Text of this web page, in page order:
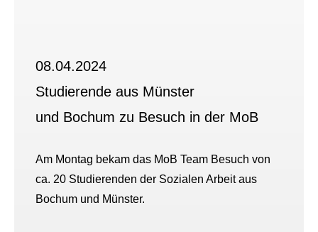
08.04.2024
Studierende aus Münster
und Bochum zu Besuch in der MoB
Am Montag bekam das MoB Team Besuch von
ca. 20 Studierenden der Sozialen Arbeit aus
Bochum und Münster.